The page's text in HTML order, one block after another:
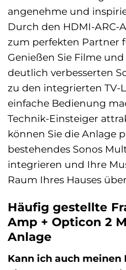
angenehme und
Durch den HDMI-ARC-
zum perfekten Partner
Genießen Sie Filme
deutlich verbesserten
zu den integrierten TV-
einfache Bedienung
Technik-Einsteiger
können Sie die Anlage
bestehendes Sonos
integrieren und Ihre
Raum Ihres Hauses
Häufig gestellte
Amp + Opticon 2
Anlage
Kann ich auch meinen